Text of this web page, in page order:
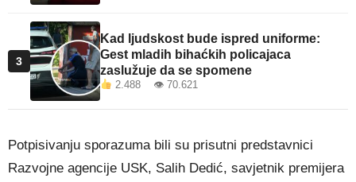
3
Kad ljudskost bude ispred uniforme:
Gest mladih bihaćkih policajaca
zaslužuje da se spomene
2.488 👁 70.621
Potpisivanju sporazuma bili su prisutni predstavnici
Razvojne agencije USK, Salih Dedić, savjetnik premijera